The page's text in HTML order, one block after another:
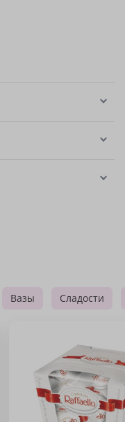
Вазы Сладости